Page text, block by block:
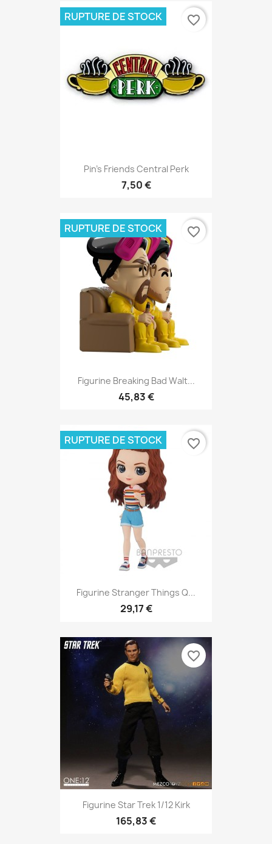
Pin's Friends Central Perk
7,50 €
RUPTURE DE STOCK favorite_border
Figurine Breaking Bad Walt...
45,83 €
RUPTURE DE STOCK favorite_border
Figurine Stranger Things Q...
29,17 €
RUPTURE DE STOCK favorite_border
Figurine Star Trek 1/12 Kirk
165,83 €
favorite_border